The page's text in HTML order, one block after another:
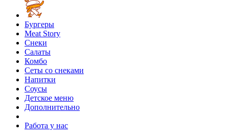
Бургеры
Meat Story
Снеки
Салаты
Комбо
Сеты со снеками
Напитки
Соусы
Детское меню
Дополнительно
Работа у нас